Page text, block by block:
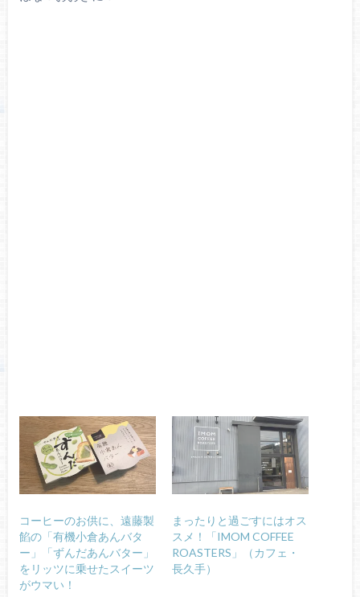
コーヒーのお供に、遠藤製
餡の「有機小倉あんバタ
ー」「ずんだあんバター」
をリッツに乗せたスイーツ
がウマい！
まったりと過ごすにはオス
スメ！「IMOM COFFEE
ROASTERS」（カフェ・
長久手）